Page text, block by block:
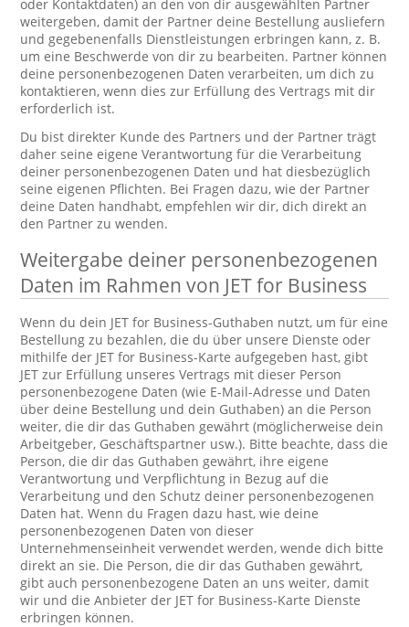
oder Kontaktdaten) an den von dir ausgewählten Partner
weitergeben, damit der Partner deine Bestellung ausliefern
und gegebenenfalls Dienstleistungen erbringen kann, z. B.
um eine Beschwerde von dir zu bearbeiten. Partner können
deine personenbezogenen Daten verarbeiten, um dich zu
kontaktieren, wenn dies zur Erfüllung des Vertrags mit dir
erforderlich ist.
Du bist direkter Kunde des Partners und der Partner trägt
daher seine eigene Verantwortung für die Verarbeitung
deiner personenbezogenen Daten und hat diesbezüglich
seine eigenen Pflichten. Bei Fragen dazu, wie der Partner
deine Daten handhabt, empfehlen wir dir, dich direkt an
den Partner zu wenden.
Weitergabe deiner personenbezogenen
Daten im Rahmen von JET for Business
Wenn du dein JET for Business-Guthaben nutzt, um für eine
Bestellung zu bezahlen, die du über unsere Dienste oder
mithilfe der JET for Business-Karte aufgegeben hast, gibt
JET zur Erfüllung unseres Vertrags mit dieser Person
personenbezogene Daten (wie E-Mail-Adresse und Daten
über deine Bestellung und dein Guthaben) an die Person
weiter, die dir das Guthaben gewährt (möglicherweise dein
Arbeitgeber, Geschäftspartner usw.). Bitte beachte, dass die
Person, die dir das Guthaben gewährt, ihre eigene
Verantwortung und Verpflichtung in Bezug auf die
Verarbeitung und den Schutz deiner personenbezogenen
Daten hat. Wenn du Fragen dazu hast, wie deine
personenbezogenen Daten von dieser
Unternehmenseinheit verwendet werden, wende dich bitte
direkt an sie. Die Person, die dir das Guthaben gewährt,
gibt auch personenbezogene Daten an uns weiter, damit
wir und die Anbieter der JET for Business-Karte Dienste
erbringen können.